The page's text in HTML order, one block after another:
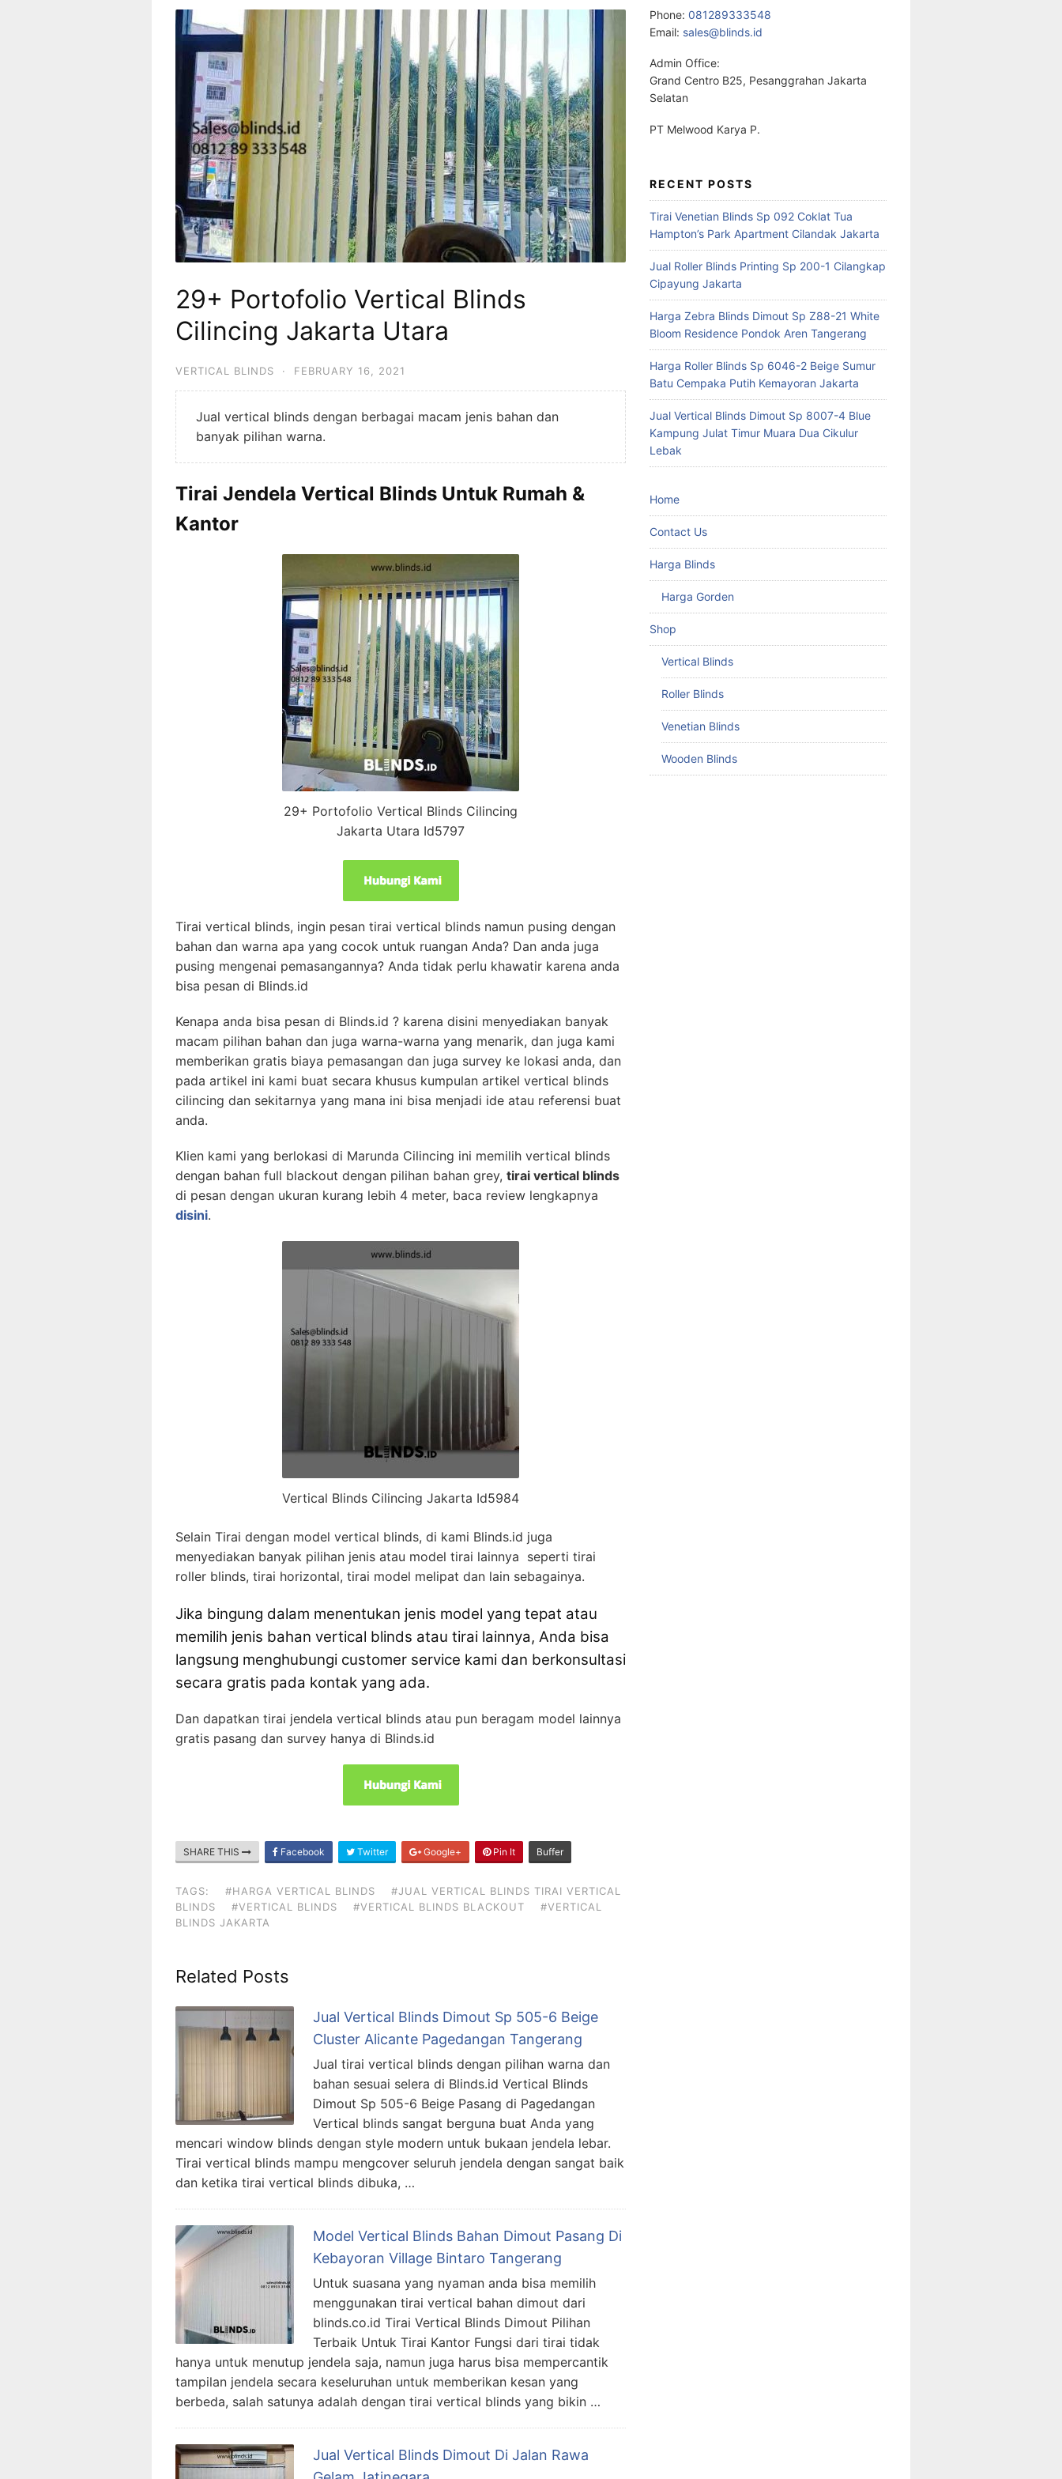
29+ Portofolio Vertical Blinds
Cilincing Jakarta Utara
VERTICAL BLINDS · FEBRUARY 16, 2021
Jual vertical blinds dengan berbagai macam jenis bahan dan
banyak pilihan warna.
Tirai Jendela Vertical Blinds Untuk Rumah &
Kantor
29+ Portofolio Vertical Blinds Cilincing
Jakarta Utara Id5797
Tirai vertical blinds, ingin pesan tirai vertical blinds namun pusing dengan
bahan dan warna apa yang cocok untuk ruangan Anda? Dan anda juga
pusing mengenai pemasangannya? Anda tidak perlu khawatir karena anda
bisa pesan di Blinds.id
Kenapa anda bisa pesan di Blinds.id ? karena disini menyediakan banyak
macam pilihan bahan dan juga warna-warna yang menarik, dan juga kami
memberikan gratis biaya pemasangan dan juga survey ke lokasi anda, dan
pada artikel ini kami buat secara khusus kumpulan artikel vertical blinds
cilincing dan sekitarnya yang mana ini bisa menjadi ide atau referensi buat
anda.
Klien kami yang berlokasi di Marunda Cilincing ini memilih vertical blinds
dengan bahan full blackout dengan pilihan bahan grey, tirai vertical blinds
di pesan dengan ukuran kurang lebih 4 meter, baca review lengkapnya
disini.
Vertical Blinds Cilincing Jakarta Id5984
Selain Tirai dengan model vertical blinds, di kami Blinds.id juga
menyediakan banyak pilihan jenis atau model tirai lainnya seperti tirai
roller blinds, tirai horizontal, tirai model melipat dan lain sebagainya.
Jika bingung dalam menentukan jenis model yang tepat atau
memilih jenis bahan vertical blinds atau tirai lainnya, Anda bisa
langsung menghubungi customer service kami dan berkonsultasi
secara gratis pada kontak yang ada.
Dan dapatkan tirai jendela vertical blinds atau pun beragam model lainnya
gratis pasang dan survey hanya di Blinds.id
SHARE THIS Facebook Twitter Google+ Pin It Buffer
TAGS: #HARGA VERTICAL BLINDS
#JUAL VERTICAL BLINDS TIRAI VERTICAL
BLINDS
#VERTICAL BLINDS #VERTICAL BLINDS BLACKOUT
#VERTICAL
BLINDS JAKARTA
Related Posts
Jual Vertical Blinds Dimout Sp 505-6 Beige
Cluster Alicante Pagedangan Tangerang
Jual tirai vertical blinds dengan pilihan warna dan
bahan sesuai selera di Blinds.id Vertical Blinds
Dimout Sp 505-6 Beige Pasang di Pagedangan
Vertical blinds sangat berguna buat Anda yang
mencari window blinds dengan style modern untuk bukaan jendela lebar.
Tirai vertical blinds mampu mengcover seluruh jendela dengan sangat baik
dan ketika tirai vertical blinds dibuka, …
Model Vertical Blinds Bahan Dimout Pasang Di
Kebayoran Village Bintaro Tangerang
Untuk suasana yang nyaman anda bisa memilih
menggunakan tirai vertical bahan dimout dari
blinds.co.id Tirai Vertical Blinds Dimout Pilihan
Terbaik Untuk Tirai Kantor Fungsi dari tirai tidak
hanya untuk menutup jendela saja, namun juga harus bisa mempercantik
tampilan jendela secara keseluruhan untuk memberikan kesan yang
berbeda, salah satunya adalah dengan tirai vertical blinds yang bikin …
Jual Vertical Blinds Dimout Di Jalan Rawa
Phone: 081289333548
Email: sales@blinds.id
Admin Office:
Grand Centro B25, Pesanggrahan Jakarta
Selatan
PT Melwood Karya P.
RECENT POSTS
Tirai Venetian Blinds Sp 092 Coklat Tua
Hampton’s Park Apartment Cilandak Jakarta
Jual Roller Blinds Printing Sp 200-1 Cilangkap
Cipayung Jakarta
Harga Zebra Blinds Dimout Sp Z88-21 White
Bloom Residence Pondok Aren Tangerang
Harga Roller Blinds Sp 6046-2 Beige Sumur
Batu Cempaka Putih Kemayoran Jakarta
Jual Vertical Blinds Dimout Sp 8007-4 Blue
Kampung Julat Timur Muara Dua Cikulur
Lebak
Home
Contact Us
Harga Blinds
Harga Gorden
Shop
Vertical Blinds
Roller Blinds
Venetian Blinds
Wooden Blinds